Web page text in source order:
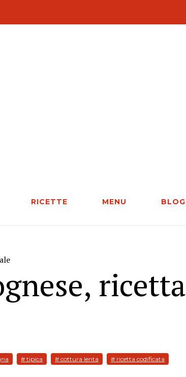
RICETTE MENU BLOG
ricetta
# tipica # cottura lenta # ricetta codificata